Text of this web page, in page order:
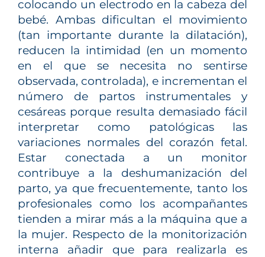
colocando un electrodo en la cabeza del
bebé. Ambas dificultan el movimiento
(tan importante durante la dilatación),
reducen la intimidad (en un momento
en el que se necesita no sentirse
observada, controlada), e incrementan el
número de partos instrumentales y
cesáreas porque resulta demasiado fácil
interpretar como patológicas las
variaciones normales del corazón fetal.
Estar conectada a un monitor
contribuye a la deshumanización del
parto, ya que frecuentemente, tanto los
profesionales como los acompañantes
tienden a mirar más a la máquina que a
la mujer. Respecto de la monitorización
interna añadir que para realizarla es